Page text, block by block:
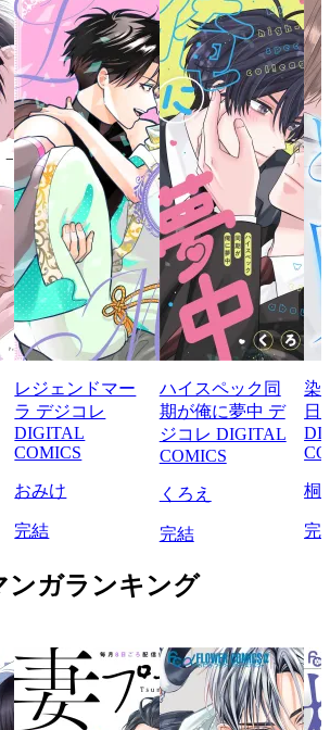
レジェンドマー
ラ デジコレ
DIGITAL
COMICS
おみけ
完結
ハイスペック同
期が俺に夢中 デ
ジコレ DIGITAL
COMICS
くろえ
完結
染
日
桐
完
ンガランキング